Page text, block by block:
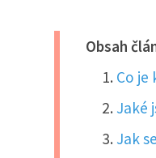
Obsah
Co je
Jaké
Jak